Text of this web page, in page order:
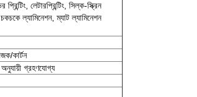
লেটারপ্রিন্টিং, সিল্ক-স্ক্রিন
ল্যামিনেশন, ম্যাট ল্যামিনেশন
কার্টন
অনুযায়ী গ্রহণযোগ্য